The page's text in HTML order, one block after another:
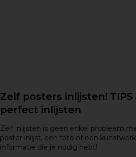
Zelf posters inlijsten! TIPS
perfect inlijsten
Zelf inlijsten is geen enkel probleem
poster inlijst, een foto of een
informatie die je nodig hebt!